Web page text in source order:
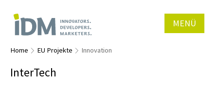
MENÜ
Home EU Projekte Innovation
InterTech